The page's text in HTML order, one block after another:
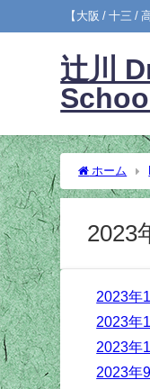
【大阪 / 十三 /
辻川
School
ホーム
2023
2023年
2023年
2023年
2023年